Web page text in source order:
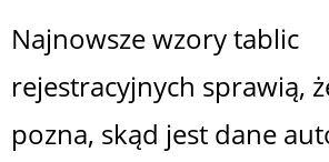
Najnowsze wzory tablic
rejestracyjnych sprawią,
pozna, skąd jest dane